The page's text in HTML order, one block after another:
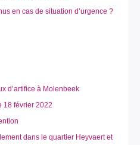
en cas de situation d’urgence ?
d’artifice à Molenbeek
18 février 2022
dans le quartier Heyvaert et